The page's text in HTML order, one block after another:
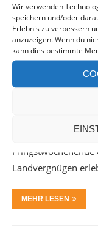
Wir verwenden
speichern und/oder
Erlebnis zu verbessern
anzuzeigen. Wenn du
kann dies bestimmte
ROADTRIP
Das lange Warten
Landvergnügen
MEHR LESEN